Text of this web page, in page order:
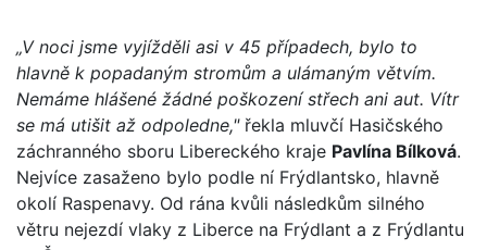
„V noci jsme vyjížděli asi v 45 případech, bylo to
hlavně k popadaným stromům a ulámaným větvím.
Nemáme hlášené žádné poškození střech ani aut. Vítr
se má utišit až odpoledne," řekla mluvčí Hasičského
záchranného sboru Libereckého kraje Pavlína Bílková.
Nejvíce zasaženo bylo podle ní Frýdlantsko, hlavně
okolí Raspenavy. Od rána kvůli následkům silného
větru nejezdí vlaky z Liberce na Frýdlant a z Frýdlantu